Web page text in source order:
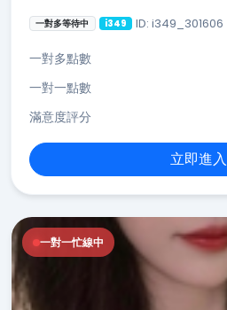
一對多等待中 i349 ID: i349_301606
一對多點數
一對一點數
滿意度評分
立即進入
一對一忙線中